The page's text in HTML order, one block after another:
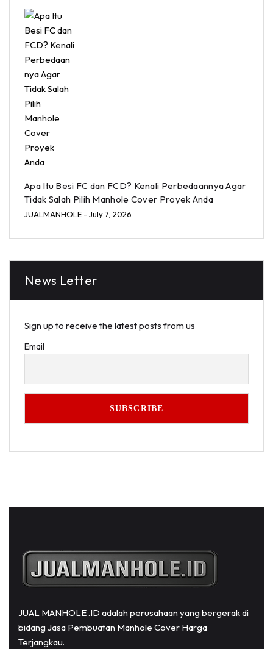
Apa Itu Besi FC dan FCD? Kenali Perbedaannya Agar
Tidak Salah Pilih Manhole Cover Proyek Anda
JUALMANHOLE - July 7, 2026
News Letter
Sign up to receive the latest posts from us
Email
JUAL MANHOLE .ID adalah perusahaan yang bergerak di
bidang Jasa Pembuatan Manhole Cover Harga
Terjangkau.